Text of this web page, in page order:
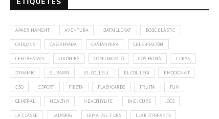
APADRINAMENT AVENTURA BATXILLERAT BOSC ELÀSTIC
CANÇONS CASTANYADA CASTANYERA CELEBRACIÓN
CENTREASSÍS COLÒNIES COMUNICACIÓ COS HUMÀ CURSA
DYNAMIC EL BARRI EL COLLELL EL COL·LEGI EMOCIONA'T
ESO ESPORT FIESTA FLASHCARDS FRUITA FUN
GENERAL HEALTHY HEALTHYLIFE INICI CURS JOCS
LA CLASSE LADYBUG LEMA DEL CURS LLAR D'INFANTS